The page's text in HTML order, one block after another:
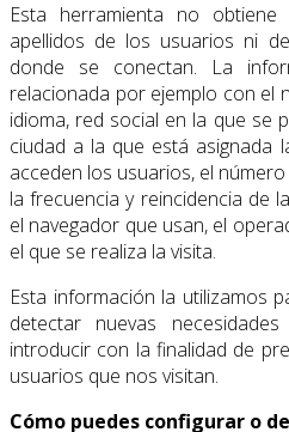
Esta herramienta no
apellidos de los usuarios ni
donde se conectan. La
relacionada por ejemplo con el
idioma, red social en la que se
ciudad a la que está asignada
acceden los usuarios, el
la frecuencia y reincidencia de
el navegador que usan, el
el que se realiza la visita.
Esta información la utilizamos
detectar nuevas
introducir con la finalidad de
usuarios que nos visitan.
Cómo puedes configurar o